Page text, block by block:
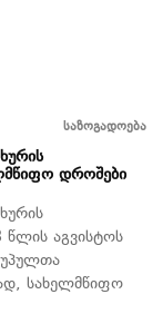
საზოგადოება
დროშები
წლის აგვისტოს
სახელმწიფო